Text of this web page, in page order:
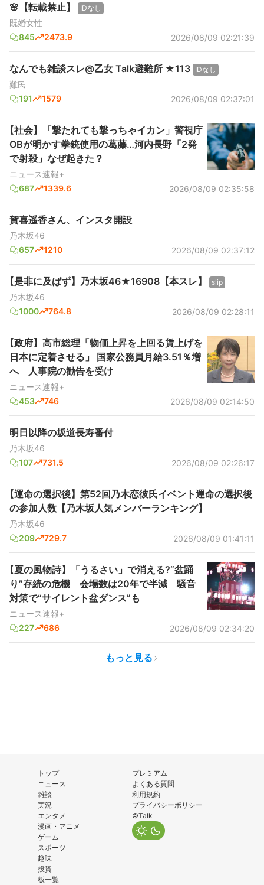
🌸【転載禁止】
IDなし
既婚女性
845
2473.9 2026/08/09 02:21:39
なんでも雑談スレ@乙女 Talk避難所 ★113 IDなし
難民
191
1579 2026/08/09 02:37:01
【社会】「撃たれても撃っちゃイカン」警視庁
OBが明かす拳銃使用の葛藤…河内長野「2発
で射殺」なぜ起きた？
ニュース速報+
687
1339.6 2026/08/09 02:35:58
賀喜遥香さん、インスタ開設
乃木坂46
657
1210 2026/08/09 02:37:12
【是非に及ばず】乃木坂46★16908【本スレ】 slip
乃木坂46
1000
764.8 2026/08/09 02:28:11
【政府】高市総理「物価上昇を上回る賃上げを
日本に定着させる」 国家公務員月給3.51％増
へ 人事院の勧告を受け
ニュース速報+
453
746 2026/08/09 02:14:50
明日以降の坂道長寿番付
乃木坂46
107
731.5 2026/08/09 02:26:17
【運命の選択後】第52回乃木恋彼氏イベント運命の選択後
の参加人数【乃木坂人気メンバーランキング】
乃木坂46
209
729.7 2026/08/09 01:41:11
【夏の風物詩】「うるさい」で消える?“盆踊
り”存続の危機 会場数は20年で半減 騒音
対策で“サイレント盆ダンス”も
ニュース速報+
227
686 2026/08/09 02:34:20
もっと見る
トップ
ニュース
雑談
実況
エンタメ
漫画・アニメ
ゲーム
スポーツ
趣味
投資
板一覧
プレミアム
よくある質問
利用規約
プライバシーポリシー
©Talk